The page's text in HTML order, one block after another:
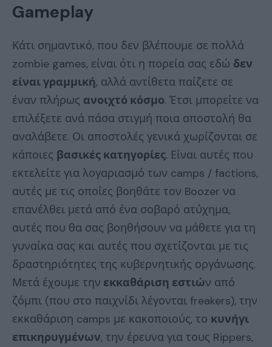
Gameplay
Κάτι σημαντικό, που δεν βλέπουμε σε πολλά
zombie games, είναι ότι η πορεία σας εδώ δεν
είναι γραμμική, αλλά αντίθετα παίζετε σε
έναν πλήρως ανοιχτό κόσμο. Έτσι μπορείτε να
επιλέξετε ανά πάσα στιγμή ποια αποστολή θα
αναλάβετε. Οι αποστολές γενικά χωρίζονται σε
κάποιες βασικές κατηγορίες. Είναι αυτές που
εκτελείτε για λογαριασμό των camps / factions,
αυτές με τις οποίες βοηθάτε τον Boozer να
επανέλθει μετά από ένα σοβαρό ατύχημα,
αυτές που θα σας βοηθήσουν να μάθετε για τη
γυναίκα σας και αυτές που σχετίζονται με τις
δραστηριότητες της κυβερνητικής οργάνωσης.
Μετά έχουμε την εκκαθάριση εστιών από
ζόμπι (που στο παιχνίδι λέγονται freakers), την
εκκαθάριση camps με κακοποιούς, το κυνήγι
επικηρυγμένων, την έρευνα για τους Rippers,